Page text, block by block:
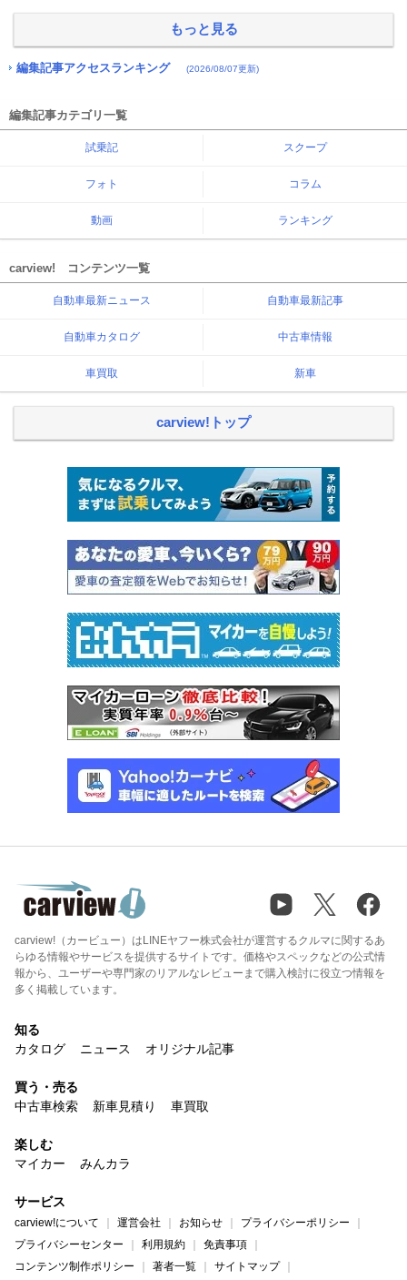
もっと見る
編集記事アクセスランキング (2026/08/07更新)
編集記事カテゴリ一覧
試乗記 スクープ
フォト コラム
動画 ランキング
carview! コンテンツ一覧
自動車最新ニュース 自動車最新記事
自動車カタログ 中古車情報
車買取 新車
carview!トップ
carview!（カービュー）はLINEヤフー株式会社が運営するクルマに関するあ
らゆる情報やサービスを提供するサイトです。価格やスペックなどの公式情
報から、ユーザーや専門家のリアルなレビューまで購入検討に役立つ情報を
多く掲載しています。
知る
カタログ
ニュース オリジナル記事
買う・売る
中古車検索
新車見積り 車買取
楽しむ
マイカー
みんカラ
サービス
carview!について 運営会社 お知らせ
プライバシーポリシー
プライバシーセンター
利用規約
免責事項
コンテンツ制作ポリシー
著者一覧 サイトマップ